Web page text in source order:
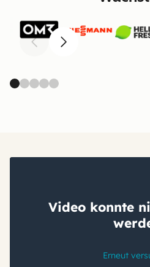
ZurückWeiter